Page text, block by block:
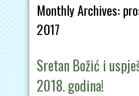
Monthly Archives:
2017
Sretan Božić i
2018. godina!